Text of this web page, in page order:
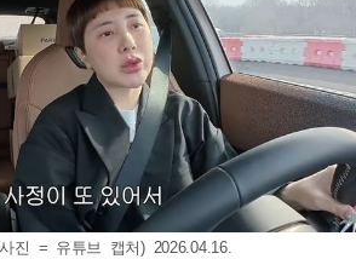
진 = 유튜브 캡처) 2026.04.16.